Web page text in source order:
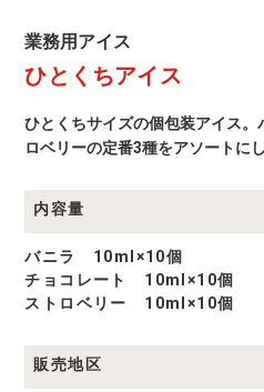
業
用
ス
商
覧
業務用アイス
ひとくちアイス
ひとくちサイズの個包装アイス。
ロベリーの定番3種をアソートにし
内容量
バニラ 10ml×10個
チョコレート 10ml×10個
ストロベリー 10ml×10個
販売地区